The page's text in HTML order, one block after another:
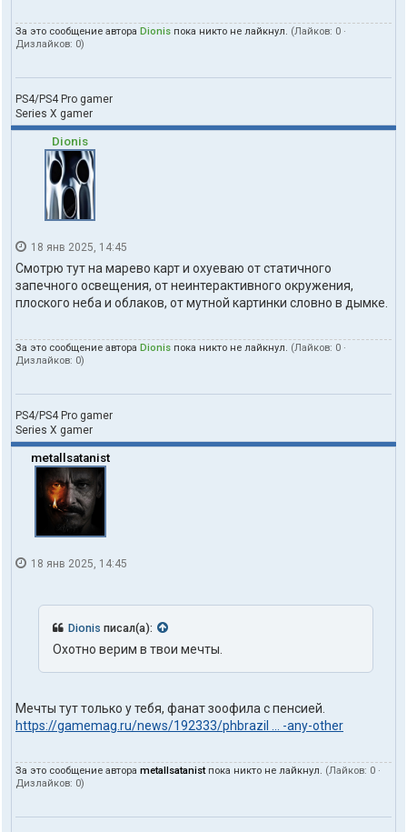
За это сообщение автора Dionis пока никто не лайкнул. (Лайков: 0 ·
Дизлайков: 0)
PS4/PS4 Pro gamer
Series X gamer
Dionis
18 янв 2025, 14:45
Смотрю тут на марево карт и охуеваю от статичного
запечного освещения, от неинтерактивного окружения,
плоского неба и облаков, от мутной картинки словно в дымке.
За это сообщение автора Dionis пока никто не лайкнул. (Лайков: 0 ·
Дизлайков: 0)
PS4/PS4 Pro gamer
Series X gamer
metallsatanist
18 янв 2025, 14:45
Dionis писал(а):
Охотно верим в твои мечты.
Мечты тут только у тебя, фанат зоофила с пенсией.
https://gamemag.ru/news/192333/phbrazil ... -any-other
За это сообщение автора metallsatanistпока никто не лайкнул. (Лайков: 0 ·
Дизлайков: 0)